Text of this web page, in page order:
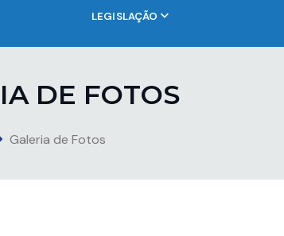
LEGISLAÇÃO
IA DE FOTOS
Galeria de Fotos